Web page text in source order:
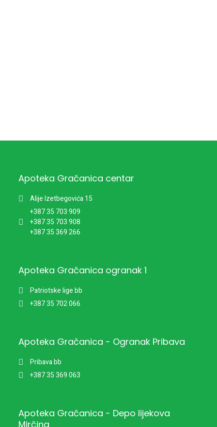
Apoteka Gračanica centar
Alije Izetbegovića 15
+387 35 703 909
+387 35 703 908
+387 35 369 266
Apoteka Gračanica ogranak 1
Patriotske lige bb
+387 35 702 066
Apoteka Gračanica - Ogranak Pribava
Pribava bb
+387 35 369 063
Apoteka Gračanica - Depo lijekova
Mirčina